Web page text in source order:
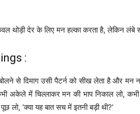
थोड़ी देर के लिए मन हल्का करता है, लेकिन लंबे
:
से दिमाग उसी पैटर्न को सीख लेता है और मन
अकेले में चिल्लाकर मन की भाप निकाल लो,
‘क्या यह बात सच में इतनी बड़ी थी?’